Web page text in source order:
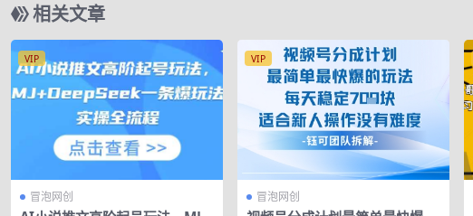
相关文章
VIP
冒泡网创
VIP
冒泡网创